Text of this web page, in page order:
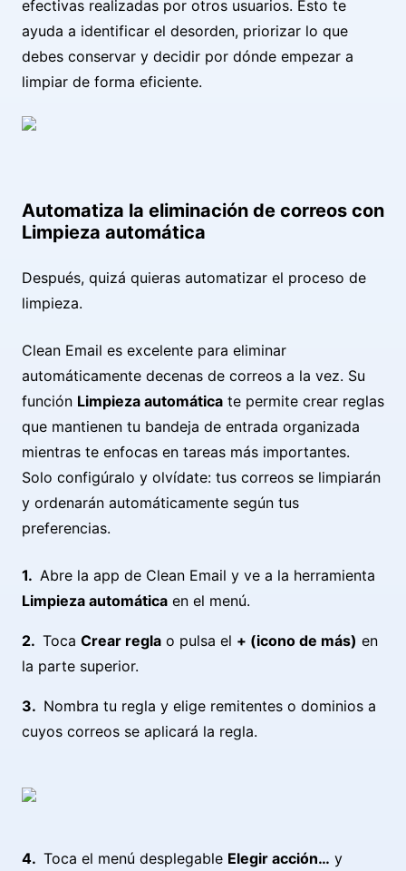
efectivas realizadas por otros usuarios. Esto te
ayuda a identificar el desorden, priorizar lo que
debes conservar y decidir por dónde empezar a
limpiar de forma eficiente.
Automatiza la eliminación de correos con
Limpieza automática
Después, quizá quieras automatizar el proceso de
limpieza.
Clean Email es excelente para eliminar
automáticamente decenas de correos a la vez. Su
función Limpieza automática te permite crear reglas
que mantienen tu bandeja de entrada organizada
mientras te enfocas en tareas más importantes.
Solo configúralo y olvídate: tus correos se limpiarán
y ordenarán automáticamente según tus
preferencias.
Abre la app de Clean Email y ve a la herramienta
Limpieza automática en el menú.
Toca Crear regla o pulsa el + (icono de más) en
la parte superior.
Nombra tu regla y elige remitentes o dominios a
cuyos correos se aplicará la regla.
Toca el menú desplegable Elegir acción… y